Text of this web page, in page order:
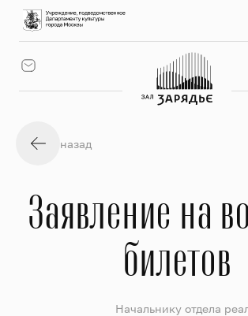
назад
Заявление на
билетов
Начальнику отдела